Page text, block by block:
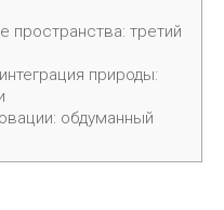
третий
природы:
обдуманный